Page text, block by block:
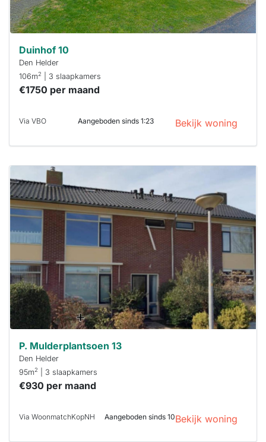
Duinhof 10
Den Helder
106m2 | 3 slaapkamers
€1750 per maand
Via VBO Aangeboden sinds 1:23 Bekijk woning
Deze woning
is
waarschijnlijk
al verhuurd
Om kans te
binnen 15
minuten
Stekkies helpt
je hierbij!
P. Mulderplantsoen 13
Den Helder
95m2 | 3 slaapkamers
€930 per maand
Via WoonmatchKopNH Aangeboden sinds 10Bekijk woning